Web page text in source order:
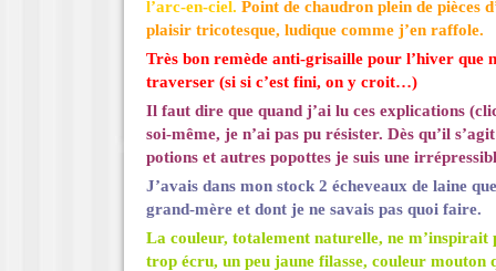
l’arc-en-ciel. Point de chaudron plein de pièces
plaisir tricotesque, ludique comme j’en raffole.
Très bon remède anti-grisaille pour l’hiver que
traverser (si si c’est fini, on y croit…)
Il faut dire que quand j’ai lu ces explications
soi-même, je n’ai pas pu résister. Dès qu’il
potions et autres popottes je suis une
J’avais dans mon stock 2 écheveaux de laine
grand-mère et dont je ne savais pas quoi faire.
La couleur, totalement naturelle, ne m’inspirait
trop écru, un peu jaune filasse, couleur mouton